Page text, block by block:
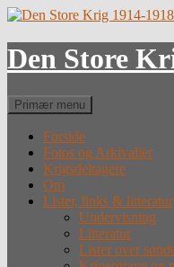
Hop
indhold
Den Store
Søg
Primær menu
Forside
Fotos og Arkivalier
Krigsdeltagere
Om
Lister, links & litteratur
Undervisning
Litteratur
Lister over